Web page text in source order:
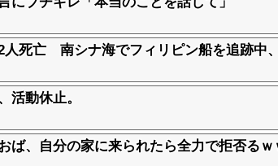
人死亡 南シナ海でフィリピン船を追跡中
活動休止。
ば、自分の家に来られたら全力で拒否る